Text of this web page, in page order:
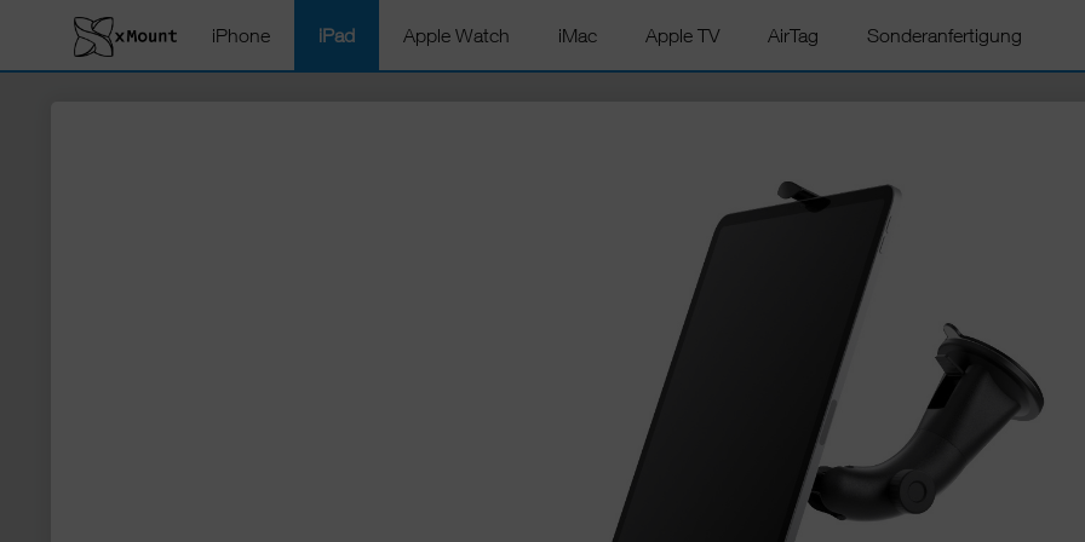
iPhone iPad Apple Watch iMac Apple TV AirTag Sonderanfertigung